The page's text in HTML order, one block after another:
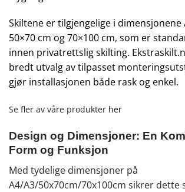
Skiltene er tilgjengelige i dimensjonene
50×70 cm og 70×100 cm, som er
innen privatrettslig skilting.
bredt utvalg av tilpasset
gjør installasjonen både rask og enkel.
Se fler av våre produkter her
Design og Dimensjoner: En
Form og Funksjon
Med tydelige dimensjoner på
A4/A3/50x70cm/70x100cm sikrer dette